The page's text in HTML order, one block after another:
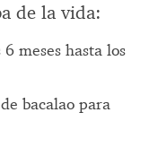
de la vida:
meses hasta los
bacalao para